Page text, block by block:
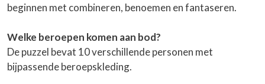
beginnen met combineren, benoemen en fantaseren.
Welke beroepen komen aan bod?
De puzzel bevat 10 verschillende personen met
bijpassende beroepskleding.